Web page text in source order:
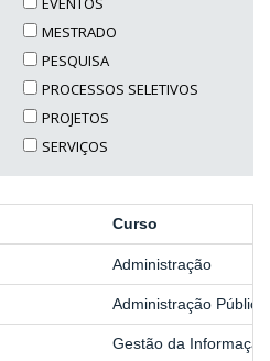
MESTRADO
PESQUISA
PROCESSOS SELETIVOS
PROJETOS
SERVIÇOS
Curso
Administração
Administração Pública
Gestão da Informação